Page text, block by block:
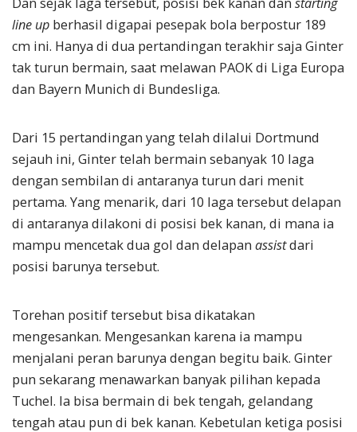
line up berhasil digapai pesepak bola berpostur 189
cm ini. Hanya di dua pertandingan terakhir saja Ginter
tak turun bermain, saat melawan PAOK di Liga Europa
dan Bayern Munich di Bundesliga.
Dari 15 pertandingan yang telah dilalui Dortmund
sejauh ini, Ginter telah bermain sebanyak 10 laga
dengan sembilan di antaranya turun dari menit
pertama. Yang menarik, dari 10 laga tersebut delapan
di antaranya dilakoni di posisi bek kanan, di mana ia
mampu mencetak dua gol dan delapan assistdari
posisi barunya tersebut.
Torehan positif tersebut bisa dikatakan
mengesankan. Mengesankan karena ia mampu
menjalani peran barunya dengan begitu baik. Ginter
pun sekarang menawarkan banyak pilihan kepada
Tuchel. Ia bisa bermain di bek tengah, gelandang
tengah atau pun di bek kanan. Kebetulan ketiga posisi